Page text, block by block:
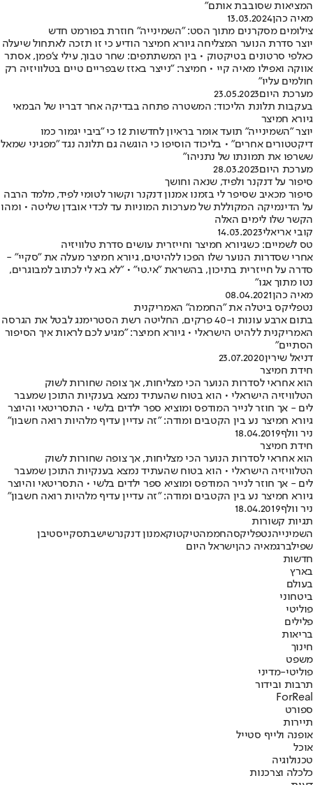
המציאות שסובבת אותם"
מאיה כהן13.03.2024
צילומים מסקרנים מתוך הסט: "השמינייה" חוזרת בפורמט חדש
יוצר סדרת הנוער המצליחה גיורא חמיצר הודיע כי זו תזכה לאתחול שיעלה
כאלפי סרטונים בטיקטוק • בין המשתתפים: שחר טבוך, עילי צ'פמן, אסתר
אווקה ואפילו מאיה קיי • חמיצר: "נייצר באזז שבפריים טיים בטלוויזיה רק
חולמים עליו"
מערכת היום23.05.2023
בעקבות תלונת הליכוד: המשטרה פתחה בבדיקה אחר דבריו של הבמאי
גיורא חמיצר
יוצר "השמינייה" תועד אומר בראיון לחדשות 12 כי "ביבי יגמור כמו
דיקטטורים אחרים" • בליכוד הוסיפו כי הוגשה גם תלונה נגד "מפגיני שמאל
ששרפו את תמונתו של נתניהו"
מערכת היום28.03.2023
סיפור על דנקנר ולפיד, שנאה וחושך
סיפור מכאיב שסיפר לי בזמנו אמנון דנקנר וקשור לטומי לפיד, מלמד הרבה
על הדינמיקה המקוללת של מערכות המוניות עד לכדי אובדן שליטה • ומהו
הקשר שלו לימים האלה
קובי אריאלי14.03.2023
טס לשמיים: כשגיורא חמיצר וחייזרית עושים סדרת טלוויזיה
אחרי שסדרות הנוער שלו הפכו ללהיטים, גיורא חמיצר מעלה את "סקיי" -
סדרה על חייזרית בתיכון, בהשראת "אי.טי" • "לא בא לי לכתוב למבוגרים,
נטו מתוך אגו"
מאיה כהן08.04.2021
נטפליקס ביטלה את "החממה" האמריקנית
בתום ארבע עונות ו-40 פרקים, החליטה רשת הסטרימנג לבטל את הגרסה
האמריקנית ללהיט הישראלי • גיורא חמיצר: "מגיע לכם לראות איך הסיפור
הסתיים"
דניאל שירין23.07.2020
חידת חמיצר
הוא אחראי לסדרות הנוער הכי מצליחות, אך צופה שחורות לשוק
הטלוויזיה הישראלי • הוא בטוח שהעתיד נמצא בענקיות התוכן שמעבר
לים - אך חוזר לנייר המודפס ומוציא ספר ילדים בלשי • התסריטאי והיוצר
גיורא חמיצר נע בין הקטבים ומודה: "זה עדיין עדיף מלהיות רואה חשבון"
ניר וולף18.04.2019
חידת חמיצר
הוא אחראי לסדרות הנוער הכי מצליחות, אך צופה שחורות לשוק
הטלוויזיה הישראלי • הוא בטוח שהעתיד נמצא בענקיות התוכן שמעבר
לים - אך חוזר לנייר המודפס ומוציא ספר ילדים בלשי • התסריטאי והיוצר
גיורא חמיצר נע בין הקטבים ומודה: "זה עדיין עדיף מלהיות רואה חשבון"
ניר וולף18.04.2019
תגיות קשורות
השמינייהנטפליקסהחממהטיקטוקאמנון דנקנרשישבתסקייסטיבן
שפילברגמאיה כהןישראל היום
חדשות
בארץ
בעולם
ביטחוני
פוליטי
פלילים
בריאות
חינוך
משפט
פוליטי-מדיני
תרבות ובידור
ForReal
ספורט
תיירות
אופנה ולייף סטייל
אוכל
טכנולוגיה
כלכלה וצרכנות